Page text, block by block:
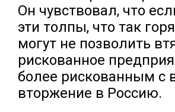
Он чувствовал, что
эти толпы, что так
могут не позволить
рискованное
более рискованным с
вторжение в Россию.